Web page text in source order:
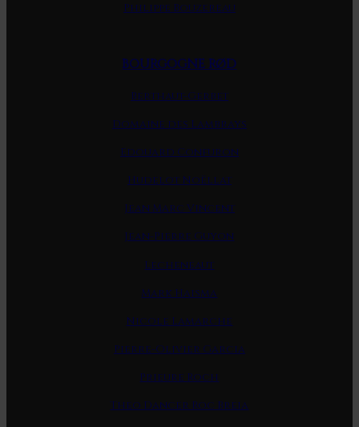
Philippe Bouzereau
BOURGOGNE RØD
Berthaut-Gerbet
Domaine des Lambrays
Edouard Confuron
Hudelot Noëllat
Jean Marc Vincent
Jean-Pierre Guyon
Lecheneaut
Mark Haisma
Nicole Lamarche
Pierre-Olivier Garcia
Prieure Roch
Theo Dancer Roc Breia